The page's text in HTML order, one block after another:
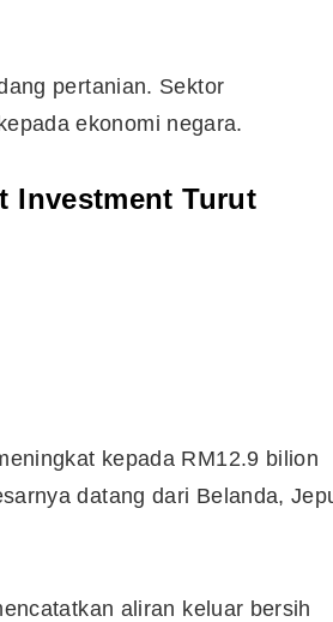
pertanian. Sektor
ekonomi negara.
Investment Turut
kepada RM12.9 bilion
datang dari Belanda,
aliran keluar bersih